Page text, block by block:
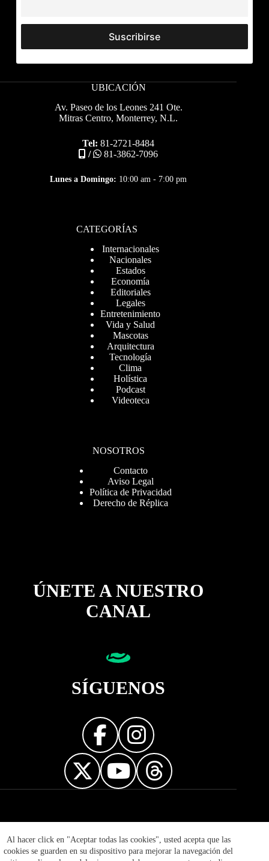
Al hacer click en "Aceptar todas las cookies", usted acepta que las
cookies se guarden en su dispositivo para mejorar la navegación del
UBICACIÓN
Av. Paseo de los Leones 241 Ote.
Mitras Centro, Monterrey, N.L.
Tel: 81-2721-8484
/
81-3862-7096
Lunes a Domingo: 10:00 am - 7:00 pm
CATEGORÍAS
Internacionales
Nacionales
Estados
Economía
Editoriales
Legales
Entretenimiento
Vida y Salud
Mascotas
Arquitectura
Tecnología
Clima
Holística
Podcast
Videoteca
NOSOTROS
Contacto
Aviso Legal
Política de Privacidad
Derecho de Réplica
ÚNETE A NUESTRO
CANAL
SÍGUENOS